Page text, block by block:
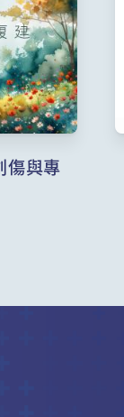
傷與專